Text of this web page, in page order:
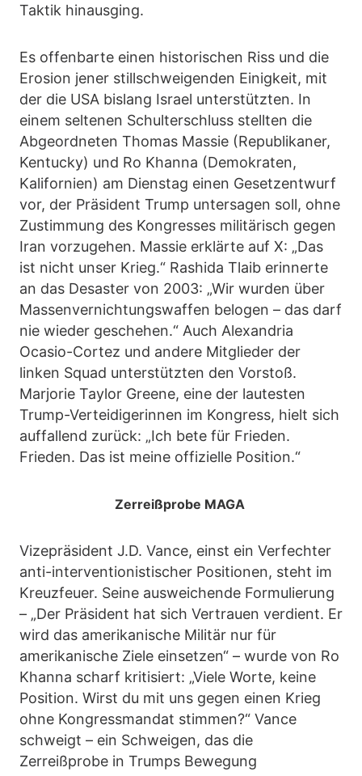
Taktik hinausging.
Es offenbarte einen historischen Riss und die
Erosion jener stillschweigenden Einigkeit, mit
der die USA bislang Israel unterstützten. In
einem seltenen Schulterschluss stellten die
Abgeordneten Thomas Massie (Republikaner,
Kentucky) und Ro Khanna (Demokraten,
Kalifornien) am Dienstag einen Gesetzentwurf
vor, der Präsident Trump untersagen soll, ohne
Zustimmung des Kongresses militärisch gegen
Iran vorzugehen. Massie erklärte auf X: „Das
ist nicht unser Krieg.“ Rashida Tlaib erinnerte
an das Desaster von 2003: „Wir wurden über
Massenvernichtungswaffen belogen – das darf
nie wieder geschehen.“ Auch Alexandria
Ocasio-Cortez und andere Mitglieder der
linken Squad unterstützten den Vorstoß.
Marjorie Taylor Greene, eine der lautesten
Trump-Verteidigerinnen im Kongress, hielt sich
auffallend zurück: „Ich bete für Frieden.
Frieden. Das ist meine offizielle Position.“
Zerreißprobe MAGA
Vizepräsident J.D. Vance, einst ein Verfechter
anti-interventionistischer Positionen, steht im
Kreuzfeuer. Seine ausweichende Formulierung
– „Der Präsident hat sich Vertrauen verdient. Er
wird das amerikanische Militär nur für
amerikanische Ziele einsetzen“ – wurde von Ro
Khanna scharf kritisiert: „Viele Worte, keine
Position. Wirst du mit uns gegen einen Krieg
ohne Kongressmandat stimmen?“ Vance
schweigt – ein Schweigen, das die
Zerreißprobe in Trumps Bewegung